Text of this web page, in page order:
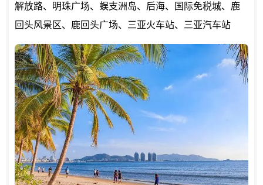
解放路、明珠广场、蜈支洲岛、后海、国际免税城、鹿
回头风景区、鹿回头广场、三亚火车站、三亚汽车站